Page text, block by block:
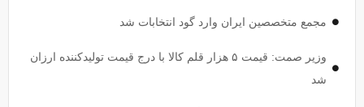
مجمع متخصصین ایران وارد گود انتخابات شد
وزیر صمت: قیمت ۵ هزار قلم کالا با درج قیمت تولیدکننده ارزان
شد